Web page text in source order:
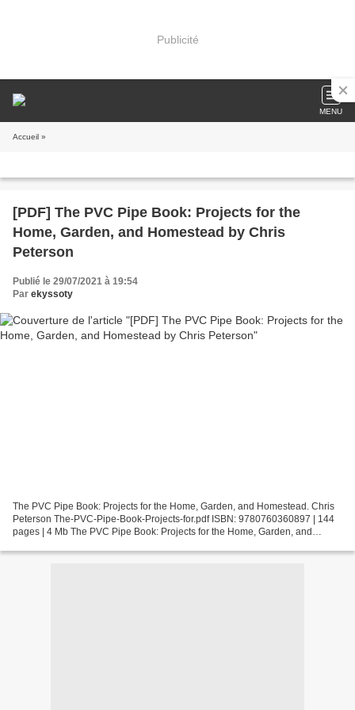
Publicité
MENU
Accueil »
[PDF] The PVC Pipe Book: Projects for the
Home, Garden, and Homestead by Chris
Peterson
Publié le 29/07/2021 à 19:54
Par ekyssoty
The PVC Pipe Book: Projects for the Home, Garden, and Homestead. Chris
Peterson The-PVC-Pipe-Book-Projects-for.pdf ISBN: 9780760360897 | 144
pages | 4 Mb The PVC Pipe Book: Projects for the Home, Garden, and